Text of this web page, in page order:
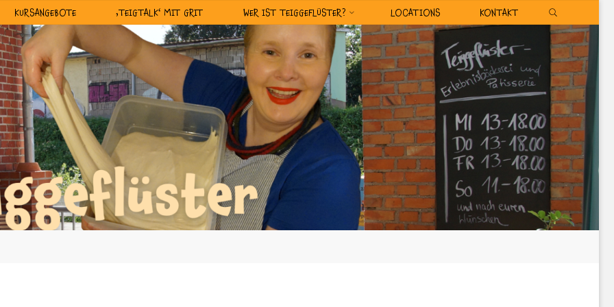
KURSANGEBOTE ‚TEIGTALK‘ MIT GRIT WER IST TEIGGEFLÜSTER? LOCATIONS KONTAKT